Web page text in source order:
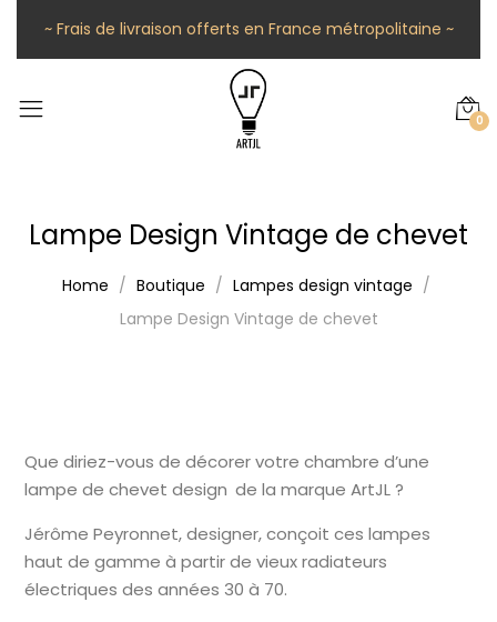
~ Frais de livraison offerts en France métropolitaine ~
0
Lampe Design Vintage de chevet
Home Boutique
Lampes design vintage
Lampe Design Vintage de chevet
Que diriez-vous de décorer votre chambre d’une
lampe de chevet design de la marque ArtJL ?
Jérôme Peyronnet, designer, conçoit ces lampes
haut de gamme à partir de vieux radiateurs
électriques des années 30 à 70.